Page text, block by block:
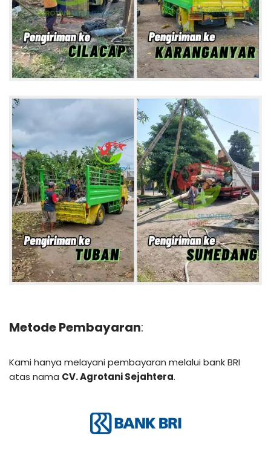
Metode Pembayaran:
Kami hanya melayani pembayaran melalui bank BRI
atas nama CV. Agrotani Sejahtera.